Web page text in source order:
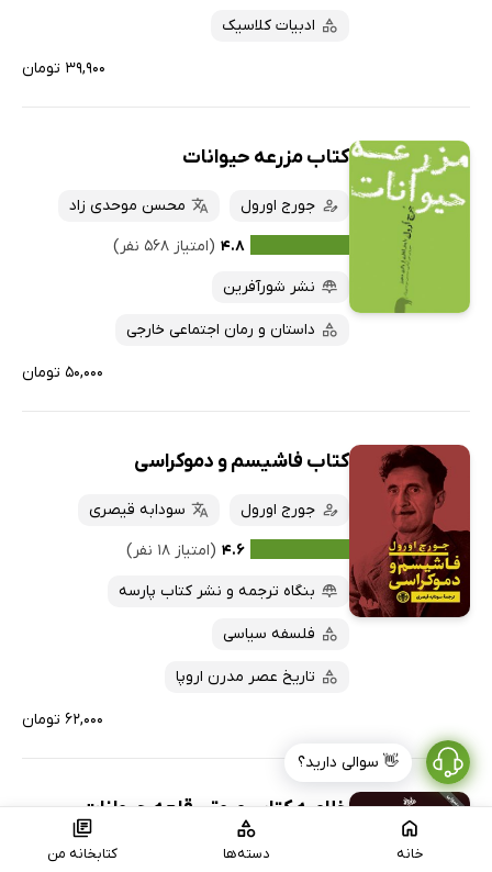
خانه دسته‌ها کتابخانه من
ادبیات کلاسیک
۳۹,۹۰۰ تومان
کتاب مزرعه حیوانات
جورج اورول
محسن موحدی زاد
۴.۸ (امتیاز ۵۶۸ نفر)
نشر شورآفرین
داستان و رمان اجتماعی خارجی
۵۰,۰۰۰ تومان
کتاب فاشیسم و دموکراسی
جورج اورول
سودابه قیصری
۴.۶ (امتیاز ۱۸ نفر)
بنگاه ترجمه و نشر کتاب پارسه
فلسفه سیاسی
تاریخ عصر مدرن اروپا
۶۲,۰۰۰ تومان
خلاصه کتاب صوتی قلعه حیوانات
کلاید نهرنز
👋 سوالی دارید؟